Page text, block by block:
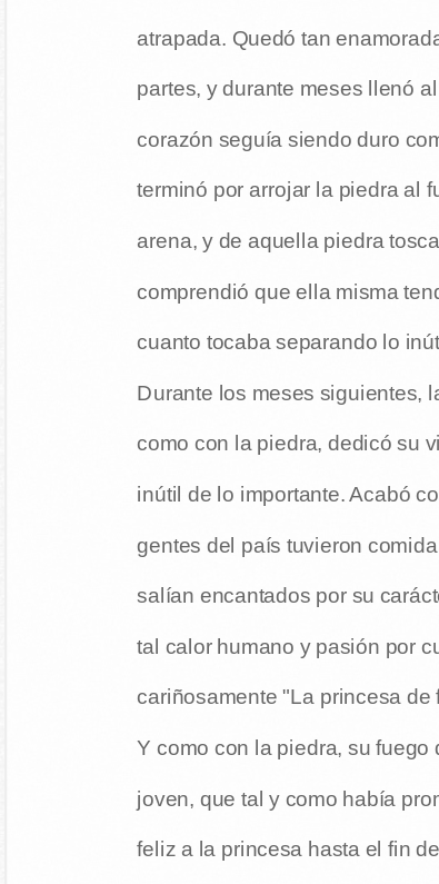
atrapada. Quedó tan
partes, y durante meses llenó
corazón seguía siendo duro
terminó por arrojar la piedra al
arena, y de aquella piedra
comprendió que ella misma
cuanto tocaba separando lo
Durante los meses siguientes,
como con la piedra, dedicó su
inútil de lo importante. Acabó
gentes del país tuvieron
salían encantados por su
tal calor humano y pasión por
cariñosamente "La princesa de
Y como con la piedra, su fuego
joven, que tal y como había
feliz a la princesa hasta el fin